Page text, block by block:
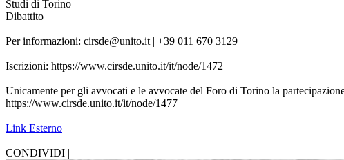
Studi di Torino
Dibattito
Per informazioni: cirsde@unito.it | +39 011 670 3129
Iscrizioni: https://www.cirsde.unito.it/it/node/1472
Unicamente per gli avvocati e le avvocate del Foro di Torino la
https://www.cirsde.unito.it/it/node/1477
Link Esterno
CONDIVIDI |